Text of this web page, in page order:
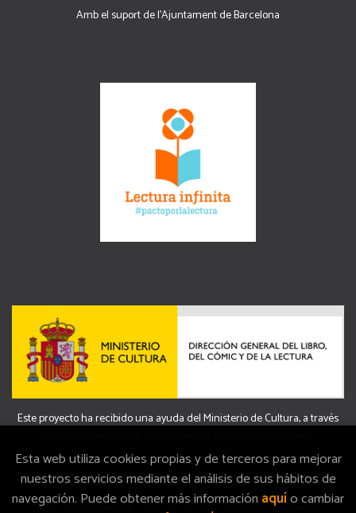
Amb el suport de l’Ajuntament de Barcelona
Este proyecto ha recibido una ayuda del Ministerio de Cultura, a través
2026 ©La Memòria. Todos los Derechos Reservados | Grupo
Esta web utiliza cookies propias y de terceros para mejorar
nuestros servicios mediante el análisis de sus hábitos de
navegación. Puede obtener más información aquío cambiar